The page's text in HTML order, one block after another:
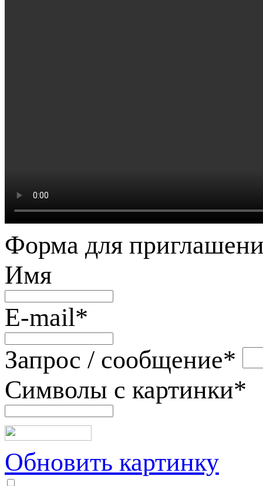
Форма для
Имя
E-mail*
Запрос / сообщение*
Символы с картинки*
Обновить картинку